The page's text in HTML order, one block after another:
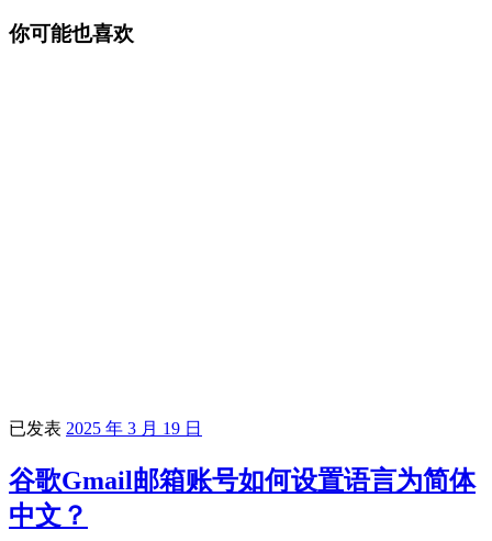
你可能也喜欢
已发表 2025 年 3 月 19 日
谷歌Gmail邮箱账号如何设置语言为简体
中文？